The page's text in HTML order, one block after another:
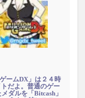
ームDX」は２４時
だよ。普通のゲー
ダルを「Bitcash」